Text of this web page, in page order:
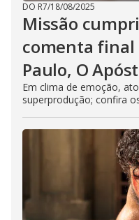
DO R7/18/08/2025
Missão
comenta final
Paulo, O
Em clima de emoção,
superprodução; confira